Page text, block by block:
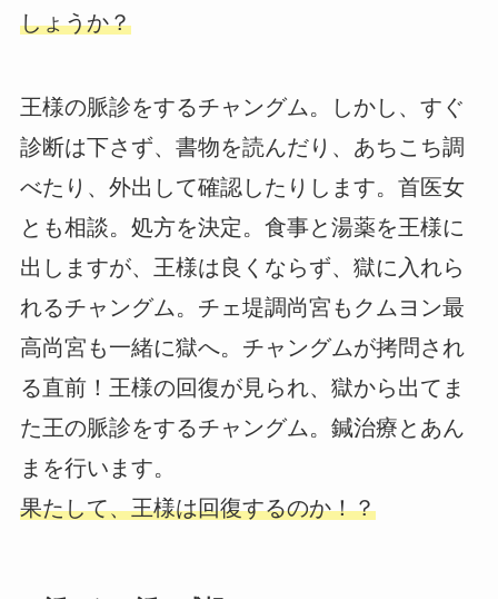
しょうか？
王様の脈診をするチャングム。しかし、すぐ
診断は下さず、書物を読んだり、あちこち調
べたり、外出して確認したりします。首医女
とも相談。処方を決定。食事と湯薬を王様に
出しますが、王様は良くならず、獄に入れら
れるチャングム。チェ堤調尚宮もクムヨン最
高尚宮も一緒に獄へ。チャングムが拷問され
る直前！王様の回復が見られ、獄から出てま
た王の脈診をするチャングム。鍼治療とあん
まを行います。
果たして、王様は回復するのか！？